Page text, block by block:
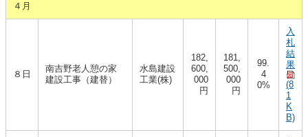
４月
８日
南吉野老人憩の家
建設工事（建替）
水島建設
工業(株)
182,
600,
000
円
181,
500,
000
円
99.
4
0%
入
札
結
果
(8
1
K
B)